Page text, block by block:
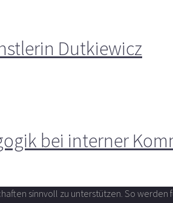
Dutkiewicz
bei interner
sinnvoll zu unterstützen. So